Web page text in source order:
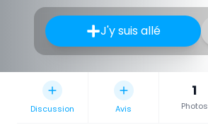
J'y suis allé
Discussion Avis
1
Photos